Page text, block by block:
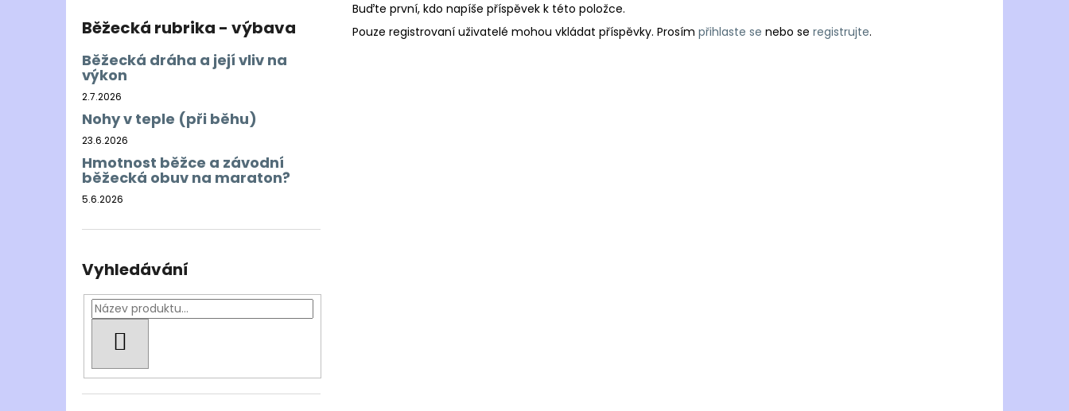
Běžecká rubrika - výbava
Běžecká dráha a její vliv na
výkon
2.7.2026
Nohy v teple (při běhu)
23.6.2026
Hmotnost běžce a závodní
běžecká obuv na maraton?
5.6.2026
Vyhledávání
Buďte první, kdo napíše příspěvek k této položce.
Pouze registrovaní uživatelé mohou vkládat příspěvky. Prosím přihlaste se nebo se registrujte.